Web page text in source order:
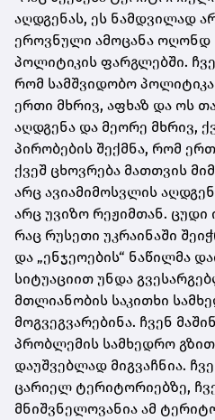
აღდგენას, ეს ნამდვილად
ეროვნული ამოცანა ოღონდ
პოლიტიკის ფარგლებში.
რომ სამშვიდობო პოლიტიკა
ერთი მხრივ, აფხაზ და ოს
აღდგენა და მეორე მხრივ,
პირობების შექმნა, რომ
ქვეშ ცხოვრება მათთვის
არც ავიამიმოსვლის
არც უვიზო რეჟიმთან. ცუდი
რაც რუსეთი უკრაინაში
და „ენჯეოების“ ნაწილმა
სიტუაციით უნდა
მთლიანობის საკითხი
მოგვეგვარებინა. ჩვენ
პრობლემის სამხედრო
დაუშვებლად მიგვაჩნია.
ცარიელ ტერიტორიებზე,
მნიშვნელოვანია ამ